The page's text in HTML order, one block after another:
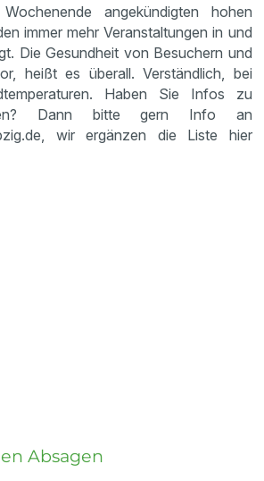
angekündigten hohen
immer mehr Veranstaltungen in und
Die Gesundheit von Besuchern und
heißt es überall. Verständlich, bei
Haben Sie Infos zu
Dann bitte gern Info an
wir ergänzen die Liste hier
Absagen